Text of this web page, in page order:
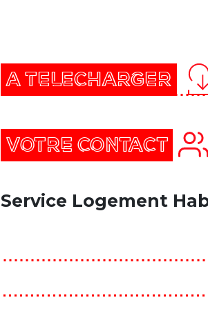
A TELECHARGER
VOTRE CONTACT
Service Logement